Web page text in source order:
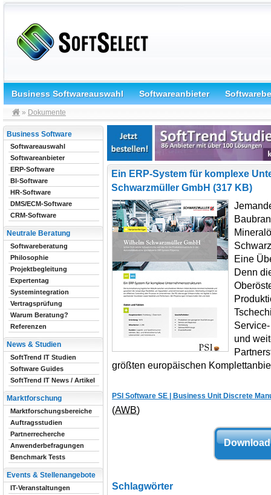
Business Softwareauswahl Softwareanbieter
» Dokumente
Ein ERP-System für komplexe
Schwarzmüller GmbH (317 KB)
Eine
Denn
und
größten europäischen
PSI Software SE | Business Unit Discrete
(AWB)
Schlagwörter
Business Software
Softwareauswahl
Softwareanbieter
ERP-Software
BI-Software
HR-Software
DMS/ECM-Software
CRM-Software
Neutrale Beratung
Softwareberatung
Philosophie
Projektbegleitung
Expertentag
Systemintegration
Vertragsprüfung
Warum Beratung?
Referenzen
News & Studien
SoftTrend IT Studien
Software Guides
SoftTrend IT News / Artikel
Marktforschung
Marktforschungsbereiche
Auftragsstudien
Partnerrecherche
Anwenderbefragungen
Benchmark Tests
Events & Stellenangebote
IT-Veranstaltungen